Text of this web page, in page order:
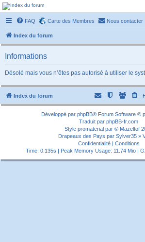
Forum-passionnement
Le forum des passionnés de trains miniature, de petites
FAQ Carte des Membres Nous contacter
Index du forum
Informations
Désolé mais vous n’êtes pas autorisé à utiliser le
Index du forum
Développé par phpBB® Forum Software ©
Traduit par phpBB-fr.com
Style promaterial par © Mazeltof
Drapeaux des Pays par Sylver35 »
Confidentialité| Conditions
Time: 0.135s | Peak Memory Usage: 11.74 Mio |